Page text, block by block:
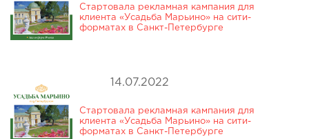
Стартовала рекламная кампания для
клиента «Усадьба Марьино» на сити-
форматах в Санкт-Петербурге
14.07.2022
Стартовала рекламная кампания для
клиента «Усадьба Марьино» на сити-
форматах в Санкт-Петербурге